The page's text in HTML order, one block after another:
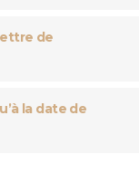
de
la date de